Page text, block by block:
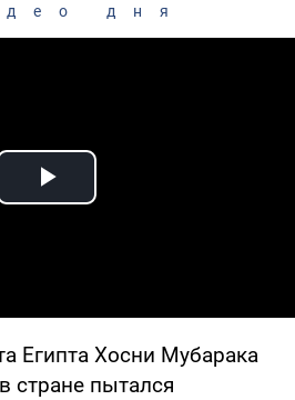
дня
Play Video
Египта Хосни Мубарака
стране пытался